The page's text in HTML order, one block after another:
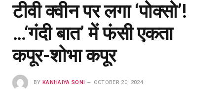
टीवी क्वीन पर लगा ‘पोक्सो’!
…‘गंदी बात’ में फंसी एकता
कपूर-शोभा कपूर
BY KANHAIYA SONI OCTOBER 20, 2024